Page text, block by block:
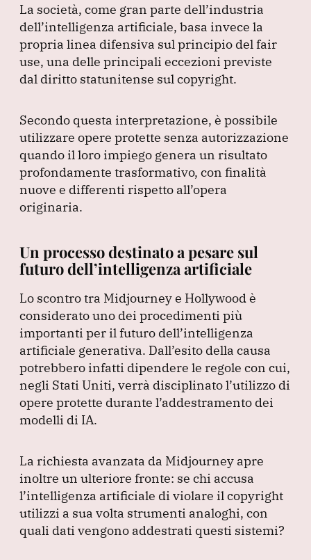
La società, come gran parte dell’industria
dell’intelligenza artificiale, basa invece la
propria linea difensiva sul principio del fair
use, una delle principali eccezioni previste
dal diritto statunitense sul copyright.
Secondo questa interpretazione, è possibile
utilizzare opere protette senza autorizzazione
quando il loro impiego genera un risultato
profondamente trasformativo, con finalità
nuove e differenti rispetto all’opera
originaria.
Un processo destinato a pesare sul
futuro dell’intelligenza artificiale
Lo scontro tra Midjourney e Hollywood è
considerato uno dei procedimenti più
importanti per il futuro dell’intelligenza
artificiale generativa. Dall’esito della causa
potrebbero infatti dipendere le regole con cui,
negli Stati Uniti, verrà disciplinato l’utilizzo di
opere protette durante l’addestramento dei
modelli di IA.
La richiesta avanzata da Midjourney apre
inoltre un ulteriore fronte: se chi accusa
l’intelligenza artificiale di violare il copyright
utilizzi a sua volta strumenti analoghi, con
quali dati vengono addestrati questi sistemi?